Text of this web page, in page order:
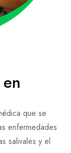
que se
enfermedades
salivales y el